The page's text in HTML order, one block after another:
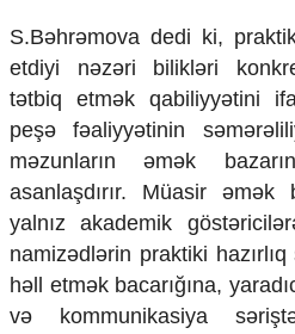
S.Bəhrəmova dedi ki,
etdiyi nəzəri bilikləri
tətbiq etmək qabiliyyətini
peşə fəaliyyətinin
məzunların əmək
asanlaşdırır. Müasir əmək
yalnız akademik
namizədlərin praktiki
həll etmək bacarığına,
və kommunikasiya